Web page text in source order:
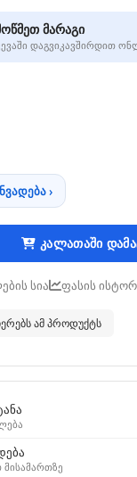
მარაგი
დაგვიკავშირდით
›
კალათაში
სია ფასის
ამ პროდუქტს
მისამართზე